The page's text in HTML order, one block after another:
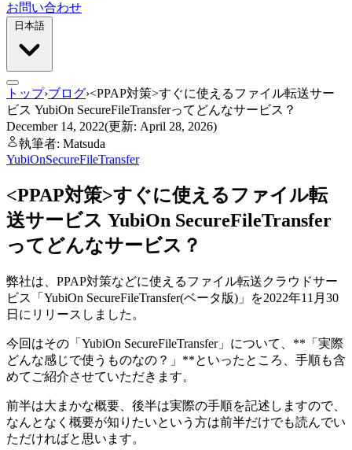
お問い合わせ
トップ›ブログ›<PPAP対策>すぐに使えるファイル転送サー
ビス YubiOn SecureFileTransferってどんなサービス？
December 14, 2022(更新: April 28, 2026)
執筆者: Matsuda
YubiOnSecureFileTransfer
<PPAP対策>すぐに使えるファイル転
送サービス YubiOn SecureFileTransfer
ってどんなサービス？
弊社は、PPAP対策などに使えるファイル転送クラウドサー
ビス「YubiOn SecureFileTransfer(ベータ版)」を2022年11月30
日にリリースしました。
今回はその「YubiOn SecureFileTransfer」について、**「実際
どんな感じで使うものなの？」**といったところ、手順も含
めてご紹介させていただきます。
前半は大まかな概要、後半は実際の手順を記述しますので、
なんとなく概要が知りたいという方は前半だけでも読んでい
ただければと思います。